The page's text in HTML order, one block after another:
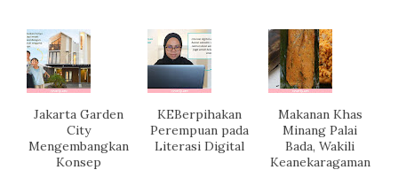
Jakarta Garden
City
Mengembangkan
Konsep
KEBerpihakan
Perempuan pada
Literasi Digital
Makanan Khas
Minang Palai
Bada, Wakili
Keanekaragaman